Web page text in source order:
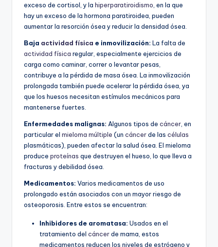
exceso de cortisol, y la hiperparatiroidismo , en la que
hay un exceso de la hormona paratiroidea, pueden
aumentar la resorción ósea y reducir la densidad ósea.
Baja actividad física e inmovilización: La falta de
actividad física regular, especialmente ejercicios de
carga como caminar, correr o levantar pesas,
contribuye a la pérdida de masa ósea. La inmovilización
prolongada también puede acelerar la pérdida ósea, ya
que los huesos necesitan estímulos mecánicos para
mantenerse fuertes.
Enfermedades malignas: Algunos tipos de cáncer , en
particular el mieloma múltiple (un cáncerde las células
plasmáticas), pueden afectar la salud ósea. El mieloma
produce proteínas que destruyen el hueso, lo que lleva a
fracturas y debilidad ósea.
Medicamentos: Varios medicamentos de uso
prolongado están asociados con un mayor riesgo de
osteoporosis. Entre estos se encuentran:
Inhibidores de aromatasa: Usados en el
tratamiento del cáncerde mama, estos
medicamentos reducen los niveles de estrógeno y